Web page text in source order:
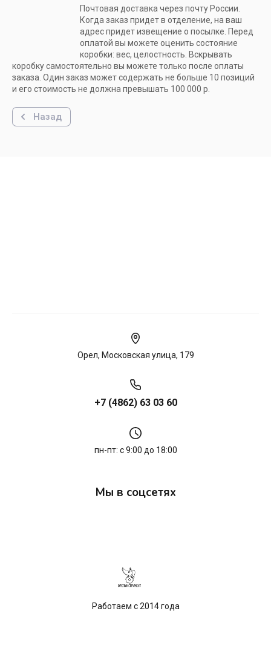
Почтовая доставка через почту России.
Когда заказ придет в отделение, на ваш
адрес придет извещение о посылке. Перед
оплатой вы можете оценить состояние
коробки: вес, целостность. Вскрывать
коробку самостоятельно вы можете только после оплаты
заказа. Один заказ может содержать не больше 10 позиций
и его стоимость не должна превышать 100 000 р.
Назад
Работаем с 2014 года
Орел, Московская улица, 179
+7 (4862) 63 03 60
пн-пт: с 9:00 до 18:00
Мы в соцсетях